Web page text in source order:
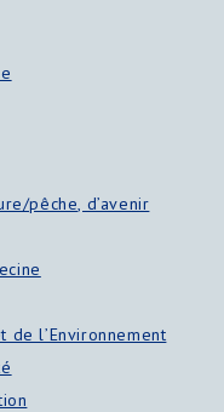
pêche, d’avenir
de l’Environnement